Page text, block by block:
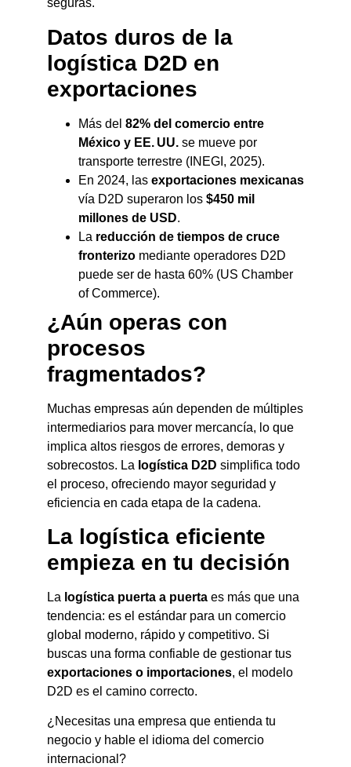
seguras.
Datos duros de la
logística D2D en
exportaciones
Más del 82% del comercio entre
México y EE. UU. se mueve por
transporte terrestre (INEGI, 2025).
En 2024, las exportaciones mexicanas
vía D2D superaron los $450 mil
millones de USD.
La reducción de tiempos de cruce
fronterizo mediante operadores D2D
puede ser de hasta 60% (US Chamber
of Commerce).
¿Aún operas con
procesos
fragmentados?
Muchas empresas aún dependen de múltiples
intermediarios para mover mercancía, lo que
implica altos riesgos de errores, demoras y
sobrecostos. La logística D2D simplifica todo
el proceso, ofreciendo mayor seguridad y
eficiencia en cada etapa de la cadena.
La logística eficiente
empieza en tu decisión
La logística puerta a puerta es más que una
tendencia: es el estándar para un comercio
global moderno, rápido y competitivo. Si
buscas una forma confiable de gestionar tus
exportaciones o importaciones, el modelo
D2D es el camino correcto.
¿Necesitas una empresa que entienda tu
negocio y hable el idioma del comercio
internacional?